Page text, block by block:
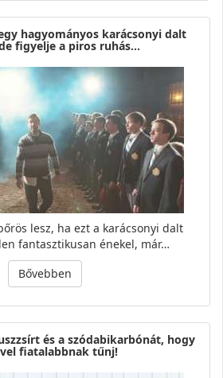
hagyományos karácsonyi dalt
figyelje a piros ruhás…
lesz, ha ezt a karácsonyi dalt
fantasztikusan énekel, már…
Bővebben
és a szódabikarbónát, hogy
fiatalabbnak tűnj!